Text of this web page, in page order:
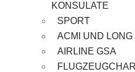
KONSULATE
SPORT
ACMI UND
AIRLINE GSA